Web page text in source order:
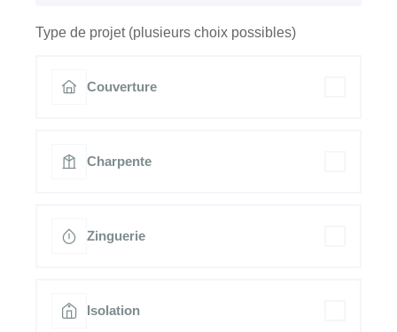
Type de projet (plusieurs choix possibles)
Couverture
Charpente
Zinguerie
Isolation